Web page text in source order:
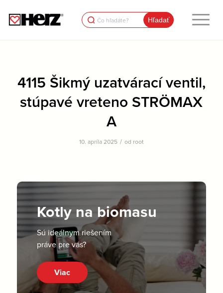
Search
for:
4115 Šikmý uzatvárací ventil,
stúpavé vreteno STRÖMAX
A
10. apríla 2025 / od root
Kotly na biomasu
Sú ideálnym riešením
práve pre vás?
Viac